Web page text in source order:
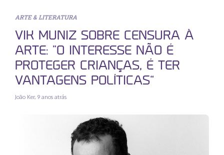
ARTE & LITERATURA
VIK MUNIZ SOBRE CENSURA À
ARTE: “O INTERESSE NÃO É
PROTEGER CRIANÇAS, É TER
VANTAGENS POLÍTICAS”
João Ker, 9 anos atrás